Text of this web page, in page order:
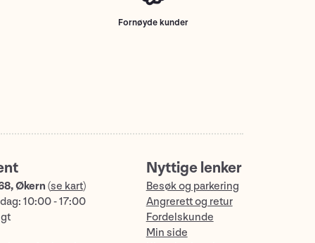
Fornøyde kunder
Økern (se kart)
10:00 - 17:00
Nyttige lenker
Besøk og parkering
Angrerett og retur
Fordelskunde
Min side